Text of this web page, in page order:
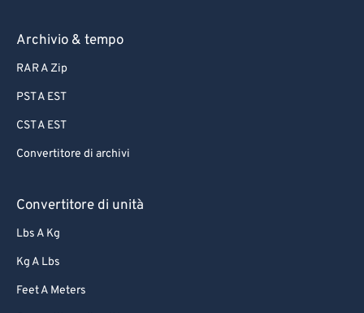
Archivio & tempo
RAR A Zip
PST A EST
CST A EST
Convertitore di archivi
Convertitore di unità
Lbs A Kg
Kg A Lbs
Feet A Meters